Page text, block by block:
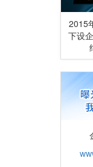
2015
下设
金